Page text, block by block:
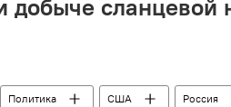
добыче сланцевой
Политика США Россия